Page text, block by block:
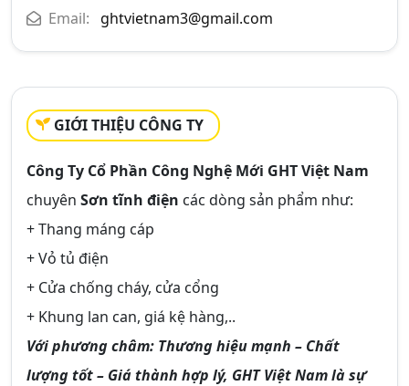
Email:
ghtvietnam3@gmail.com
GIỚI THIỆU CÔNG TY
Công Ty Cổ Phần Công Nghệ Mới GHT Việt Nam
chuyên Sơn tĩnh điện các dòng sản phẩm như:
+ Thang máng cáp
+ Vỏ tủ điện
+ Cửa chống cháy, cửa cổng
+ Khung lan can, giá kệ hàng,..
Với phương châm: Thương hiệu mạnh – Chất
lượng tốt – Giá thành hợp lý, GHT Việt Namlà sự